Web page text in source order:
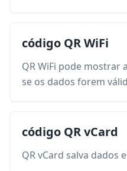
código QR WiFi
QR WiFi pode mostrar
se os dados forem
código QR vCard
QR vCard salva dados